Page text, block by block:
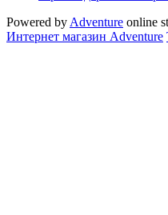
Powered by Adventure online
Интернет магазин Adventure